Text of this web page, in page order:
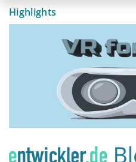
Highlights